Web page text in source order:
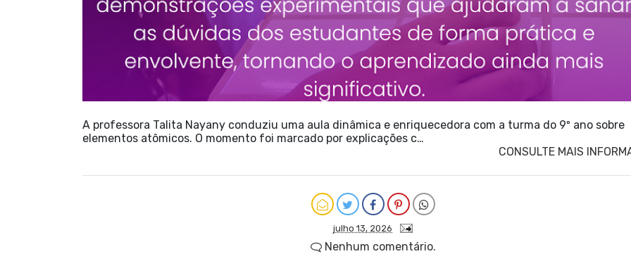
A professora Talita Nayany conduziu uma aula dinâmica e enriquecedora com a turma do 9º ano sobre
elementos atômicos. O momento foi marcado por explicações c…
CONSULTE MAIS
julho 13, 2026
Nenhum comentário.